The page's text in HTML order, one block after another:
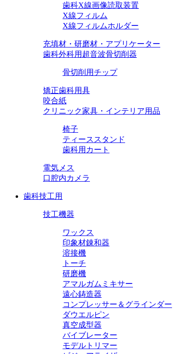
歯科X線画像読取装置
X線フィルム
X線フィルムホルダー
充填材・研磨材・アプリケーター
歯科外科用超音波骨切削器
骨切削用チップ
矯正歯科用具
咬合紙
クリニック家具・インテリア用品
椅子
ティーススタンド
歯科用カート
電気メス
口腔内カメラ
歯科技工用
技工機器
ワックス
印象材錬和器
溶接機
トーチ
研磨機
アマルガムミキサー
遠心鋳造器
コンプレッサー＆グラインダー
ダウエルピン
真空成型器
バイブレーター
モデルトリマー